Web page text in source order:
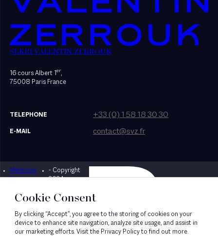
SEKRI VALENTIN ZERROUK
16 cours Albert 1er,
75008 Paris France
TELEPHONE +33 (0) 1 58 18 30 30
E-MAIL contact@svz.fr
Mentions
légales
- Copyright
2024
Designed by Bonhomme
Cookie Consent
By clicking “Accept”, you agree to the storing of cookies on your
device to enhance site navigation, analyze site usage, and assist in
our marketing efforts. Visit the Privacy Policy to find out more.